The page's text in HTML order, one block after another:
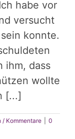
habe vor
versucht
konnte.
ihm, dass
wollte
[...]
/ Kommentare
0